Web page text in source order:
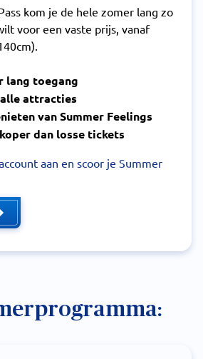
kom je de hele zomer lang zo
voor een vaste prijs, vanaf
lang toegang
attracties
van Summer Feelings
dan losse tickets
aan en scoor je Summer